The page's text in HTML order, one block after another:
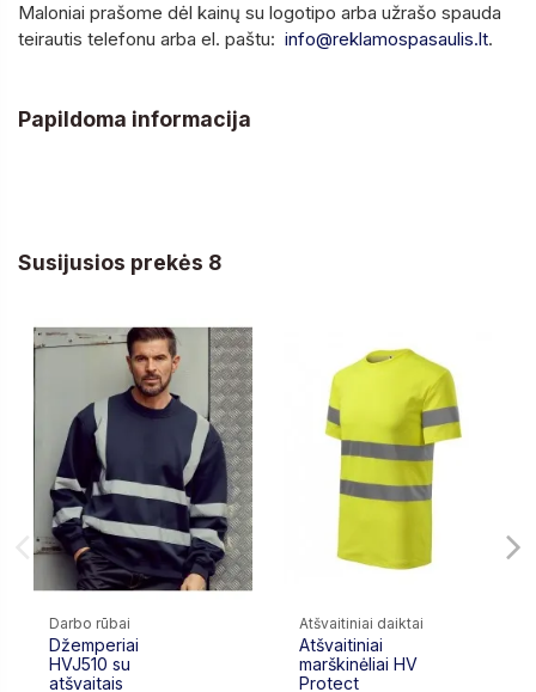
Maloniai prašome dėl kainų su logotipo arba užrašo spauda
teirautis telefonu arba el. paštu: info@reklamospasaulis.lt.
Papildoma informacija
Susijusios prekės 8
Darbo rūbai
Džemperiai
HVJ510 su
atšvaitais
Atšvaitiniai daiktai
Atšvaitiniai
marškinėliai HV
Protect